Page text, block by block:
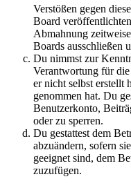
Verstößen gegen
Board
Abmahnung
Boards ausschließen
Du nimmst zur
Verantwortung für
er nicht selbst erstellt
genommen hat. Du
Benutzerkonto,
oder zu sperren.
Du gestattest dem
abzuändern, sofern
geeignet sind, dem
zuzufügen.